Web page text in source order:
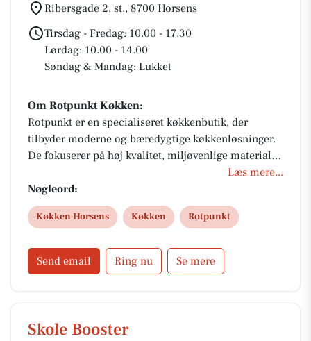
Ribersgade 2, st., 8700 Horsens
Tirsdag - Fredag: 10.00 - 17.30
Lørdag: 10.00 - 14.00
Søndag & Mandag: Lukket
Om Rotpunkt Køkken:
Rotpunkt er en specialiseret køkkenbutik, der
tilbyder moderne og bæredygtige køkkenløsninger.
De fokuserer på høj kvalitet, miljøvenlige materialer
og avanceret teknologi i deres design. Rotpunkt har
et bredt udvalg af farver og stilarter, der kan
tilpasses kundens specifikke behov og ønsker. Deres
Greenline-serie er Svanemærket og understøtter
Rotpunkt har over 90 års erfaring med
køkkenproduktion.
Læs mere...
Nøgleord:
Køkken Horsens Køkken Rotpunkt
Send email Ring nu Se mere
Skole Booster